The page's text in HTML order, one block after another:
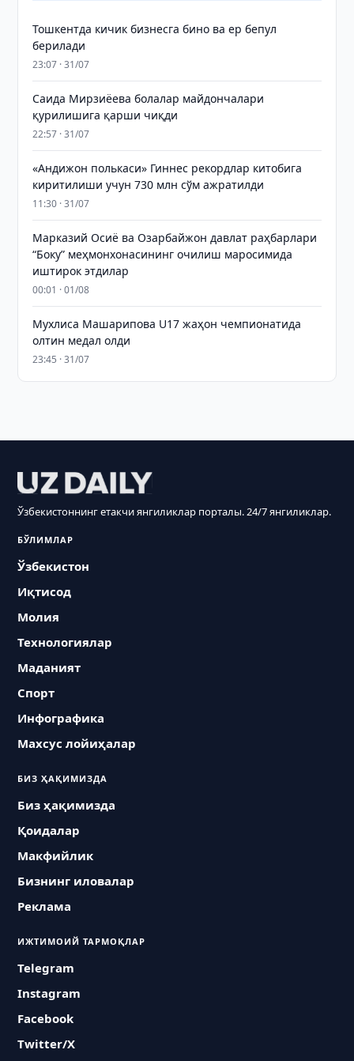
Тошкентда кичик бизнесга бино ва ер бепул
берилади
23:07 · 31/07
Саида Мирзиёева болалар майдончалари
қурилишига қарши чиқди
22:57 · 31/07
«Андижон полькаси» Гиннес рекордлар китобига
киритилиши учун 730 млн сўм ажратилди
11:30 · 31/07
Марказий Осиё ва Озарбайжон давлат раҳбарлари
“Боку” меҳмонхонасининг очилиш маросимида
иштирок этдилар
00:01 · 01/08
Мухлиса Машарипова U17 жаҳон чемпионатида
олтин медал олди
23:45 · 31/07
Ўзбекистоннинг етакчи янгиликлар порталы. 24/7 янгиликлар.
БЎЛИМЛАР
Ўзбекистон
Иқтисод
Молия
Технологиялар
Маданият
Спорт
Инфографика
Махсус лойиҳалар
БИЗ ҲАҚИМИЗДА
Биз ҳақимизда
Қоидалар
Макфийлик
Бизнинг иловалар
Реклама
ИЖТИМОИЙ ТАРМОҚЛАР
Telegram
Instagram
Facebook
Twitter/X